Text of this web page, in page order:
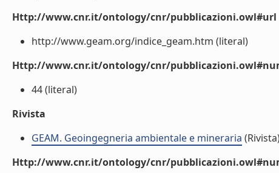
Http://www.cnr.it/ontology/cnr/pubblicazioni.owl#url
http://www.geam.org/indice_geam.htm (literal)
Http://www.cnr.it/ontology/cnr/
44 (literal)
Rivista
GEAM. Geoingegneria ambientale e mineraria
Http://www.cnr.it/ontology/cnr/